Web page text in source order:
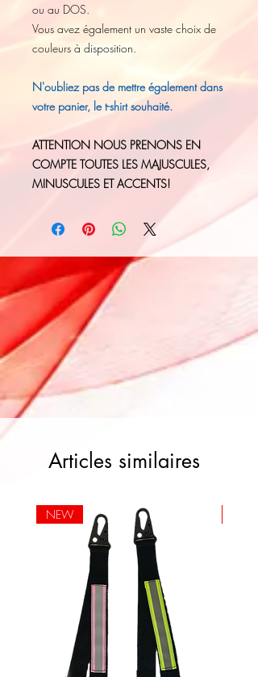
ou au DOS.
Vous avez également un vaste choix de
couleurs à disposition.
N'oubliez pas de mettre également dans
votre panier, le t-shirt souhaité.
ATTENTION NOUS PRENONS EN
COMPTE TOUTES LES MAJUSCULES,
MINUSCULES ET ACCENTS!
Articles similaires
NEW